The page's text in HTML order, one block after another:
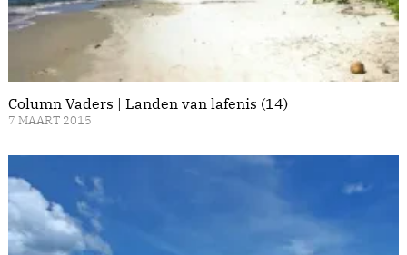
Column Vaders | Landen van lafenis (14)
7 MAART 2015